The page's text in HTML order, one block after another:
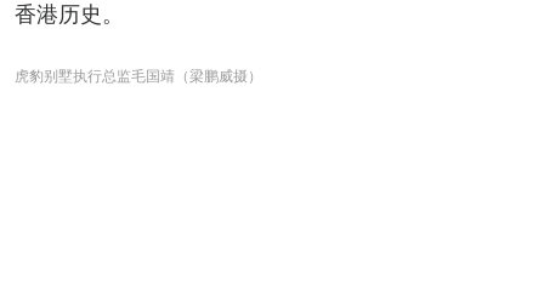
香港历史。
虎豹别墅执行总监毛国靖（梁鹏威摄）